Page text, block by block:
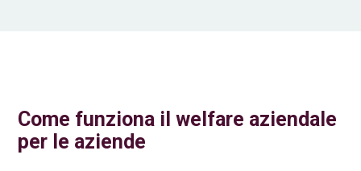
Come funziona il welfare aziendale
per le aziende